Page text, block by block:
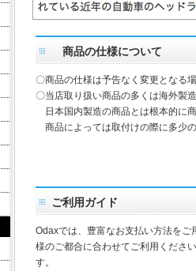
商品の仕様について
〇商品の仕様は予告なく変更となる
〇当店取り扱い商品の多くは海外製
日本国内製造の商品とは根本的に
商品によっては取付けの際に多少
ご利用ガイド
Odaxでは、豊富なお支払い方法を
様のご都合に合わせてご利用くださ
す。